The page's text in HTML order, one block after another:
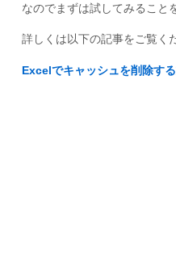
なのでまずは試してみること
詳しくは以下の記事をご覧く
Excelでキャッシュを削除す